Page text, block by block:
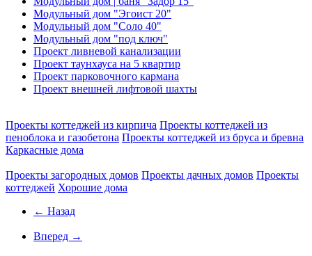
Модульный дом "Эгоист 20"
Модульный дом "Соло 40"
Модульный дом "под ключ"
Проект ливневой канализации
Проект таунхауса на 5 квартир
Проект парковочного кармана
Проект внешней лифтовой шахты
Проекты коттеджей из кирпича Проекты коттеджей из
пеноблока и газобетона Проекты коттеджей из бруса и бревна
Каркасные дома
Проекты загородных домов Проекты дачных домов Проекты
коттеджей Хорошие дома
← Назад
Вперед →